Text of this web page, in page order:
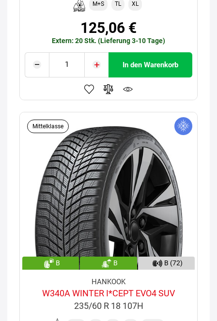
M+S TL XL
125,06 €
Extern: 20 Stk. (Lieferung 3-10 Tage)
In den Warenkorb
Mittelklasse
B B B (72)
HANKOOK
W340A WINTER I*CEPT EVO4 SUV
235/60 R 18 107H